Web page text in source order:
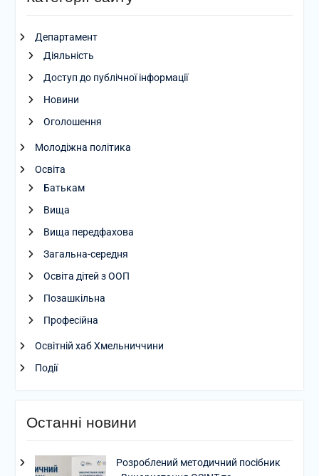
Департамент
Діяльність
Доступ до публічної інформації
Новини
Оголошення
Молодіжна політика
Освіта
Батькам
Вища
Вища передфахова
Загальна-середня
Освіта дітей з ООП
Позашкільна
Професійна
Освітній хаб Хмельниччини
Події
Останні новини
Розроблений методичний посібник